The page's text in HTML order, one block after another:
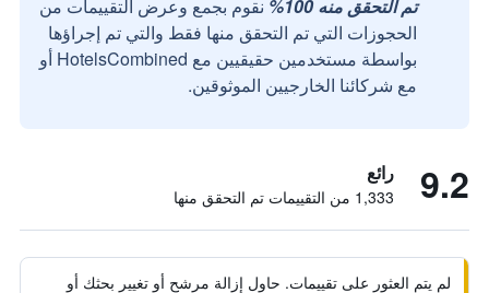
تم التحقق منه 100%
نقوم بجمع وعرض التقييمات من
الحجوزات التي تم التحقق منها فقط والتي تم إجراؤها
بواسطة مستخدمين حقيقيين مع HotelsCombined أو
مع شركائنا الخارجيين الموثوقين.
9.2 رائع
1,333 من التقييمات تم التحقق منها
لم يتم العثور على تقييمات. حاول إزالة مرشح أو تغيير بحثك أو